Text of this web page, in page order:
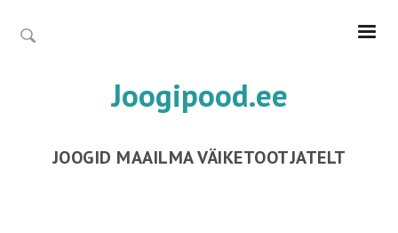
Joogipood.ee
JOOGID MAAILMA VÄIKETOOTJATELT